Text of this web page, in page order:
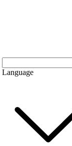
Language